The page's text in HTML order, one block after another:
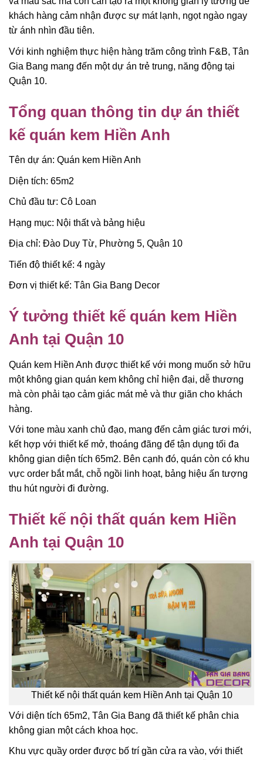
khách hàng cảm nhận được sự mát lạnh, ngọt ngào ngay
từ ánh nhìn đầu tiên.
Với kinh nghiệm thực hiện hàng trăm công trình F&B, Tân
Gia Bang mang đến một dự án trẻ trung, năng động tại
Quận 10.
Tổng quan thông tin dự án thiết
kế quán kem Hiền Anh
Tên dự án: Quán kem Hiền Anh
Diện tích: 65m2
Chủ đầu tư: Cô Loan
Hạng mục: Nội thất và bảng hiệu
Địa chỉ: Đào Duy Từ, Phường 5, Quận 10
Tiến độ thiết kế: 4 ngày
Đơn vị thiết kế: Tân Gia Bang Decor
Ý tưởng thiết kế quán kem Hiền
Anh tại Quận 10
Quán kem Hiền Anh được thiết kế với mong muốn sở hữu
một không gian quán kem không chỉ hiện đại, dễ thương
mà còn phải tạo cảm giác mát mẻ và thư giãn cho khách
hàng.
Với tone màu xanh chủ đạo, mang đến cảm giác tươi mới,
kết hợp với thiết kế mở, thoáng đãng để tận dụng tối đa
không gian diện tích 65m2. Bên cạnh đó, quán còn có khu
vực order bắt mắt, chỗ ngồi linh hoạt, bảng hiệu ấn tượng
thu hút người đi đường.
Thiết kế nội thất quán kem Hiền
Anh tại Quận 10
Thiết kế nội thất quán kem Hiền Anh tại Quận 10
Với diện tích 65m2, Tân Gia Bang đã thiết kế phân chia
không gian một cách khoa học.
Khu vực quầy order được bố trí gần cửa ra vào, với thiết